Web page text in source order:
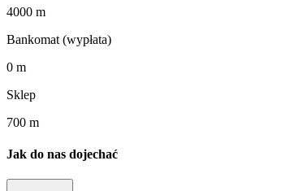
4000 m
Bankomat (wypłata)
0 m
Sklep
700 m
Jak do nas dojechać